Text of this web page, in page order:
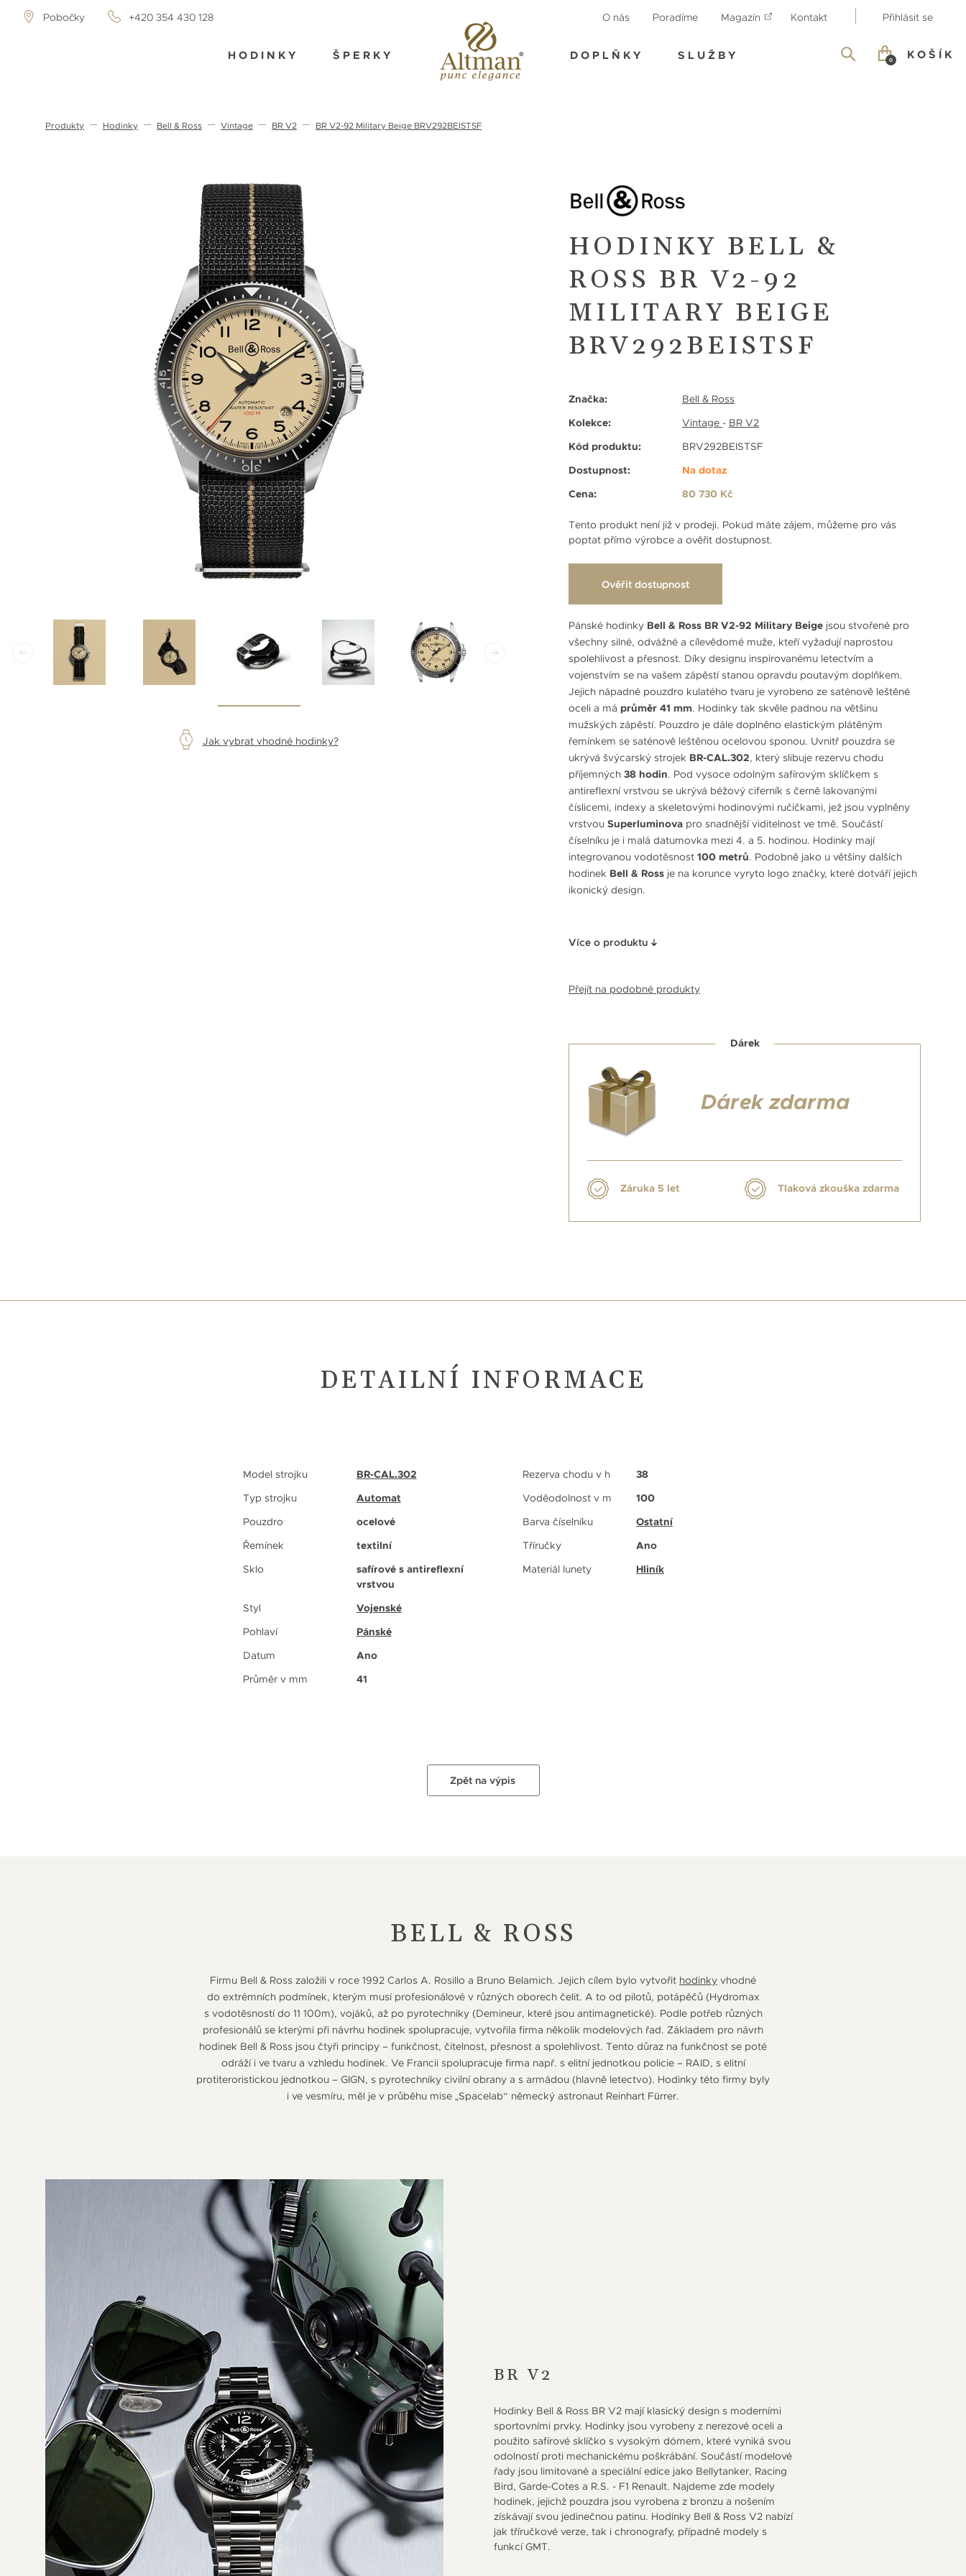
Pobočky +420 354 430 128 O nás Poradíme Magazín Kontakt Přihlásit se
HODINKY ŠPERKY DOPLŇKY SLUŽBY KOŠÍK
0
Produkty Hodinky Bell & Ross Vintage BR V2 BR V2-92 Military Beige BRV292BEISTSF
Jak vybrat vhodné hodinky?
HODINKY BELL &
ROSS BR V2-92
MILITARY BEIGE
BRV292BEISTSF
Značka:
Bell & Ross
Kolekce:
Vintage - BR V2
Kód produktu:
BRV292BEISTSF
Dostupnost:
Na dotaz
Cena:
80 730 Kč
Tento produkt není již v prodeji. Pokud máte zájem, můžeme pro vás
poptat přímo výrobce a ověřit dostupnost.
Ověřit dostupnost
Pánské hodinky Bell & Ross BR V2-92 Military Beige jsou stvořené pro
všechny silné, odvážné a cílevědomé muže, kteří vyžadují naprostou
spolehlivost a přesnost. Díky designu inspirovanému letectvím a
vojenstvím se na vašem zápěstí stanou opravdu poutavým doplňkem.
Jejich nápadné pouzdro kulatého tvaru je vyrobeno ze saténově leštěné
oceli a má průměr 41 mm. Hodinky tak skvěle padnou na většinu
mužských zápěstí. Pouzdro je dále doplněno elastickým plátěným
řemínkem se saténově leštěnou ocelovou sponou. Uvnitř pouzdra se
ukrývá švýcarský strojek BR-CAL.302, který slibuje rezervu chodu
příjemných 38 hodin. Pod vysoce odolným safírovým sklíčkem s
antireflexní vrstvou se ukrývá béžový ciferník s černě lakovanými
číslicemi, indexy a skeletovými hodinovými ručičkami, jež jsou vyplněny
vrstvou Superluminova pro snadnější viditelnost ve tmě. Součástí
číselníku je i malá datumovka mezi 4. a 5. hodinou. Hodinky mají
integrovanou vodotěsnost 100 metrů. Podobně jako u většiny dalších
hodinek Bell & Ross je na korunce vyryto logo značky, které dotváří jejich
ikonický design.
Více o produktu
Přejít na podobné produkty
Dárek
Dárek zdarma
Záruka 5 let Tlaková zkouška zdarma
DETAILNÍ INFORMACE
Model strojku
BR-CAL.302
Typ strojku
Automat
Pouzdro
ocelové
Řemínek
textilní
Sklo
safírové s antireflexní
vrstvou
Styl
Vojenské
Pohlaví
Pánské
Datum
Ano
Průměr v mm
41
Rezerva chodu v h
38
Voděodolnost v m
100
Barva číselníku
Ostatní
Tříručky
Ano
Materiál lunety
Hliník
Zpět na výpis
BELL & ROSS
Firmu Bell & Ross založili v roce 1992 Carlos A. Rosillo a Bruno Belamich. Jejich cílem bylo vytvořit hodinky vhodné
do extrémních podmínek, kterým musí profesionálové v různých oborech čelit. A to od pilotů, potápěčů (Hydromax
s vodotěsností do 11 100m), vojáků, až po pyrotechniky (Demineur, které jsou antimagnetické). Podle potřeb různých
profesionálů se kterými při návrhu hodinek spolupracuje, vytvořila firma několik modelových řad. Základem pro návrh
hodinek Bell & Ross jsou čtyři principy – funkčnost, čitelnost, přesnost a spolehlivost. Tento důraz na funkčnost se poté
odráží i ve tvaru a vzhledu hodinek. Ve Francii spolupracuje firma např. s elitní jednotkou policie – RAID, s elitní
protiteroristickou jednotkou – GIGN, s pyrotechniky civilní obrany a s armádou (hlavně letectvo). Hodinky této firmy byly
i ve vesmíru, měl je v průběhu mise „Spacelab“ německý astronaut Reinhart Fürrer.
BR V2
Hodinky Bell & Ross BR V2 mají klasický design s moderními
sportovními prvky. Hodinky jsou vyrobeny z nerezové oceli a
použito safírové sklíčko s vysokým dómem, které vyniká svou
odolností proti mechanickému poškrábání. Součástí modelové
řady jsou limitované a speciální edice jako Bellytanker, Racing
Bird, Garde-Cotes a R.S. - F1 Renault. Najdeme zde modely
hodinek, jejichž pouzdra jsou vyrobena z bronzu a nošením
získávají svou jedinečnou patinu. Hodinky Bell & Ross V2 nabízí
jak tříručkové verze, tak i chronografy, případně modely s
funkcí GMT.